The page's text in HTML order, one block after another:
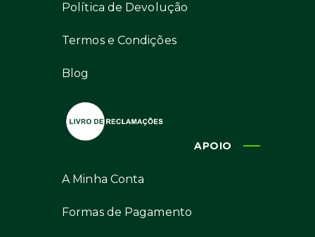
Política de Devolução
Termos e Condições
Blog
APOIO
A Minha Conta
Formas de Pagamento